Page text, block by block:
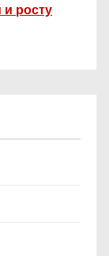
росту